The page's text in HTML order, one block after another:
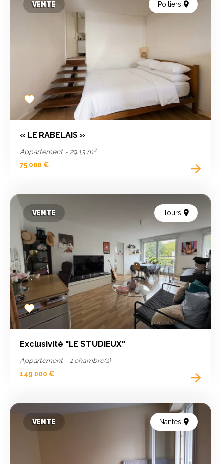
VENTE Poitiers
Add
to
favorites
« LE RABELAIS »
Appartement - 29.13 m²
75 000 €
VENTE Tours
Add
to
favorites
Exclusivité "LE STUDIEUX"
Appartement - 1 chambre(s)
149 000 €
VENTE Nantes